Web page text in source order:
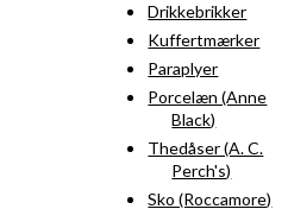
Drikkebrikker
Kuffertmærker
Paraplyer
Porcelæn (Anne
Black)
Thedåser (A. C.
Perch's)
Sko (Roccamore)